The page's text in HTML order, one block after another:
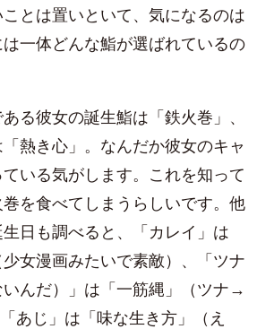
とは置いといて、気になるのは
一体どんな鮨が選ばれているの
る彼女の誕生鮨は「鉄火巻」、
熱き心」。なんだか彼女のキャ
いる気がします。これを知って
を食べてしまうらしいです。他
日も調べると、「カレイ」は
少女漫画みたいで素敵）、「ツナ
いんだ）」は「一筋縄」（ツナ→
あじ」は「味な生き方」（え